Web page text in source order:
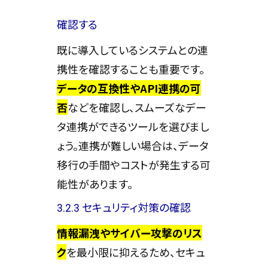
確認する
既に導入しているシステムとの連
携性を確認することも重要です。
データの互換性やAPI連携の可
否などを確認し、スムーズなデー
タ連携ができるツールを選びまし
ょう。連携が難しい場合は、データ
移行の手間やコストが発生する可
能性があります。
3.2.3 セキュリティ対策の確認
情報漏洩やサイバー攻撃のリス
クを最小限に抑えるため、セキュ